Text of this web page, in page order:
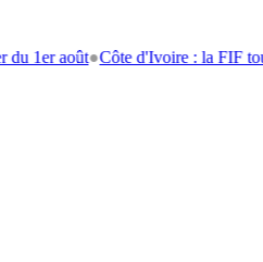
août●Côte d'Ivoire : la FIF tourne